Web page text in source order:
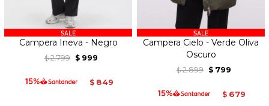
Campera Ineva - Negro
$ 2.799 $ 999
$ 849
Campera Cielo - Verde Oliva
Oscuro
$ 2.899 $ 799
$ 679